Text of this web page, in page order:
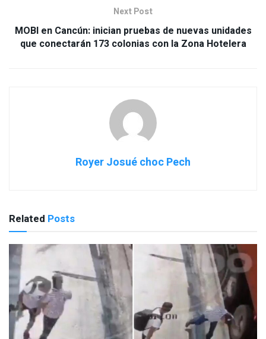
Next Post
MOBI en Cancún: inician pruebas de nuevas unidades
que conectarán 173 colonias con la Zona Hotelera
Royer Josué choc Pech
Related Posts